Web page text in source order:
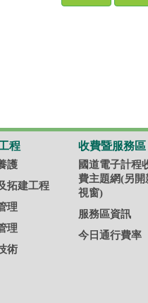
程
護
拓建工程
理
理
術
收費暨服務區
國道電子計程
費主題網(另開
視窗)
服務區資訊
今日通行費率